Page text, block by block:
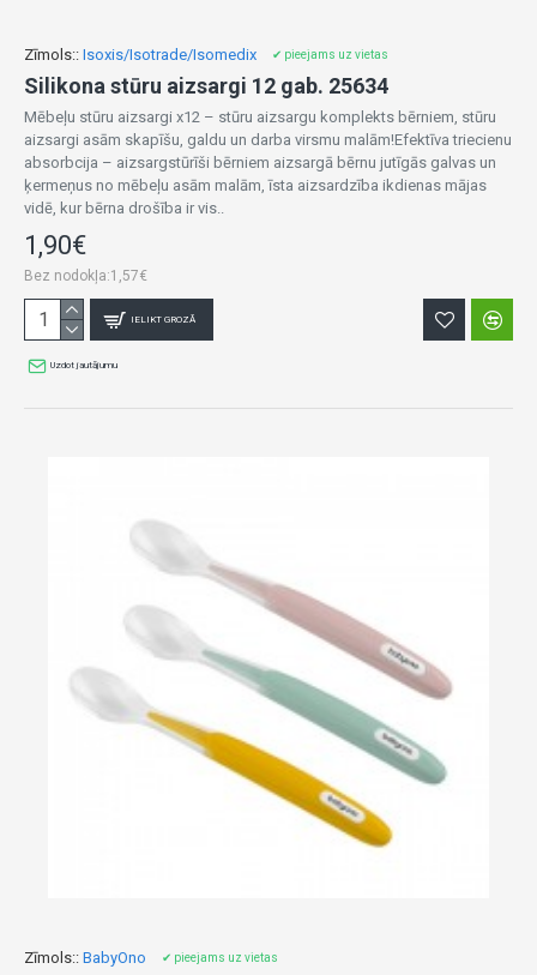
Zīmols:: Isoxis/Isotrade/Isomedix ✔ pieejams uz vietas
Silikona stūru aizsargi 12 gab. 25634
Mēbeļu stūru aizsargi x12 – stūru aizsargu komplekts bērniem, stūru
aizsargi asām skapīšu, galdu un darba virsmu malām!Efektīva triecienu
absorbcija – aizsargstūrīši bērniem aizsargā bērnu jutīgās galvas un
ķermeņus no mēbeļu asām malām, īsta aizsardzība ikdienas mājas
vidē, kur bērna drošība ir vis..
1,90€
Bez nodokļa:1,57€
IELIKT GROZĀ
Uzdot jautājumu
Zīmols:: BabyOno ✔ pieejams uz vietas